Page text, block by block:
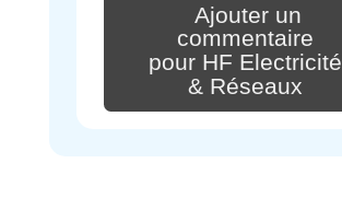
Ajouter un
commentaire
pour HF Electricité
& Réseaux